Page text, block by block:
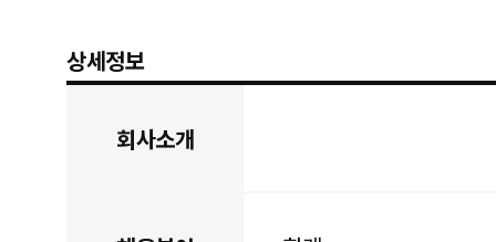
상세정보
회사소개